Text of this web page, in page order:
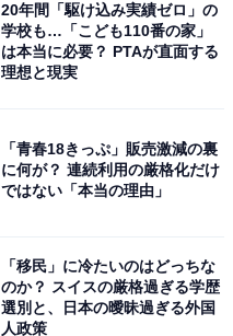
20年間「駆け込み実績ゼロ」の
学校も…「こども110番の家」
は本当に必要？ PTAが直面する
理想と現実
「青春18きっぷ」販売激減の裏
に何が？ 連続利用の厳格化だけ
ではない「本当の理由」
「移民」に冷たいのはどっちな
のか？ スイスの厳格過ぎる学歴
選別と、日本の曖昧過ぎる外国
人政策